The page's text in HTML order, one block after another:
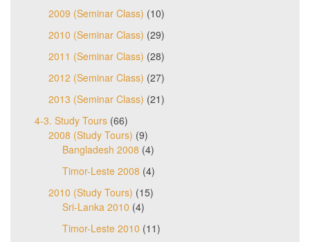
2009 (Seminar Class) (10)
2010 (Seminar Class) (29)
2011 (Seminar Class) (28)
2012 (Seminar Class) (27)
2013 (Seminar Class) (21)
4-3. Study Tours (66)
2008 (Study Tours) (9)
Bangladesh 2008 (4)
Timor-Leste 2008 (4)
2010 (Study Tours) (15)
Sri-Lanka 2010 (4)
Timor-Leste 2010 (11)